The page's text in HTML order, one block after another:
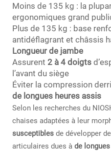
Moins de 135 kg : la
ergonomiques grand
Plus de 135 kg : base
antidéflagrant et châssis
Longueur de jambe
Assurent 2 à 4 doigts
l’avant du siège
Éviter la compression
de longues heures assis
Selon les recherches du
chaises adaptées à leur
susceptibles de développer
articulaires dues à de